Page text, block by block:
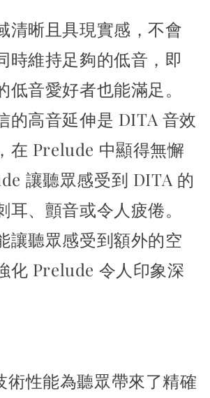
清晰且具現實感，不會
時維持足夠的低音， 即
低音愛好者也能滿足。
的高音延伸是 DITA 音效
在 Prelude 中顯得無懈
讓聽眾感受到 DITA 的
耳、顫音或令人疲倦。
讓聽眾感受到額外的空
化 Prelude 令人印象深
術性能為聽眾帶來了精確